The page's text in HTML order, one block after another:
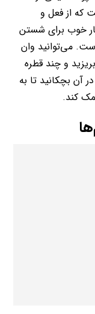
که از فعل و
خوب برای شستن
می‌توانید وان
و چند قطره
آن بچکانید تا به
کند.